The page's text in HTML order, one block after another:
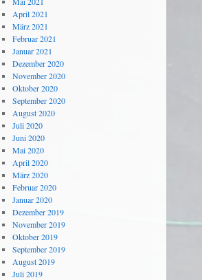
April 2021
März 2021
Februar 2021
Januar 2021
Dezember 2020
November 2020
Oktober 2020
September 2020
August 2020
Juli 2020
Juni 2020
Mai 2020
April 2020
März 2020
Februar 2020
Januar 2020
Dezember 2019
November 2019
Oktober 2019
September 2019
August 2019
Juli 2019